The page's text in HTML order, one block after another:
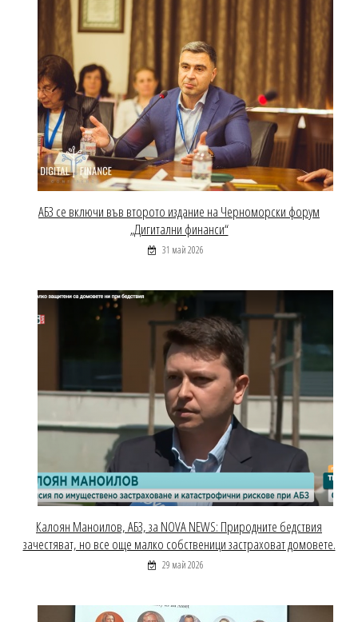
АБЗ се включи във второто издание на Черноморски форум
„Дигитални финанси“
31 май 2026
Калоян Маноилов, АБЗ, за NOVA NEWS: Природните бедствия
зачестяват, но все още малко собственици застраховат домовете.
29 май 2026